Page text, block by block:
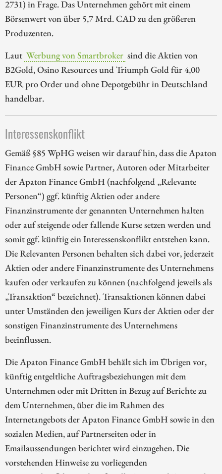
2731) in Frage. Das Unternehmen gehört mit einem
Börsenwert von über 5,7 Mrd. CAD zu den größeren
Produzenten.
Laut Werbung von Smartbroker sind die Aktien von
B2Gold, Osino Resources und Triumph Gold für 4,00
EUR pro Order und ohne Depotgebühr in Deutschland
handelbar.
Interessenskonflikt
Gemäß §85 WpHG weisen wir darauf hin, dass die Apaton
Finance GmbH sowie Partner, Autoren oder Mitarbeiter
der Apaton Finance GmbH (nachfolgend „Relevante
Personen“) ggf. künftig Aktien oder andere
Finanzinstrumente der genannten Unternehmen halten
oder auf steigende oder fallende Kurse setzen werden und
somit ggf. künftig ein Interessenskonflikt entstehen kann.
Die Relevanten Personen behalten sich dabei vor, jederzeit
Aktien oder andere Finanzinstrumente des Unternehmens
kaufen oder verkaufen zu können (nachfolgend jeweils als
„Transaktion“ bezeichnet). Transaktionen können dabei
unter Umständen den jeweiligen Kurs der Aktien oder der
sonstigen Finanzinstrumente des Unternehmens
beeinflussen.
Die Apaton Finance GmbH behält sich im Übrigen vor,
künftig entgeltliche Auftragsbeziehungen mit dem
Unternehmen oder mit Dritten in Bezug auf Berichte zu
dem Unternehmen, über die im Rahmen des
Internetangebots der Apaton Finance GmbH sowie in den
sozialen Medien, auf Partnerseiten oder in
Emailaussendungen berichtet wird einzugehen. Die
vorstehenden Hinweise zu vorliegenden